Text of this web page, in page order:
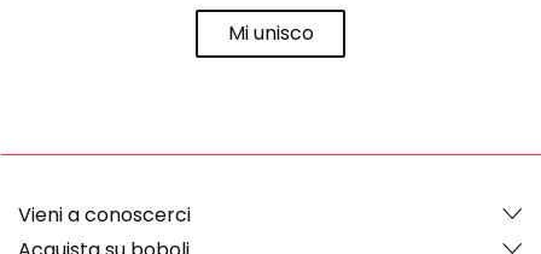
Mi unisco
Vieni a conoscerci